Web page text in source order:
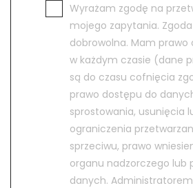
Wyrażam zgodę na
mojego zapytania.
dobrowolna. Mam
w każdym czasie (dane
są do czasu cofnięcia
prawo dostępu do
sprostowania, usunięcia
ograniczenia
sprzeciwu, prawo
organu nadzorczego lub
danych.